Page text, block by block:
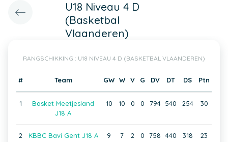
U18 Niveau 4 D
(Basketbal
Vlaanderen)
RANGSCHIKKING : U18 NIVEAU 4 D (BASKETBAL VLAANDEREN)
# Team GW W V G DV DT DS Ptn
1
Basket Meetjesland
J18 A
10 10 0 0 794 540 254 30
2 KBBC Bavi Gent J18 A 9 7 2 0 758 440 318 23